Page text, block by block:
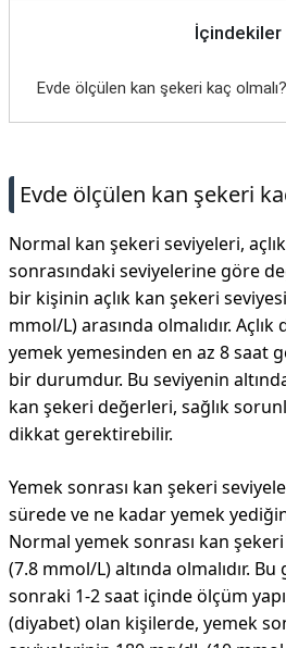
İçindekiler
Evde ölçülen kan şekeri kaç olmalı?
Evde ölçülen kan şekeri
Normal kan şekeri seviyeleri,
sonrasındaki seviyelerine göre
bir kişinin açlık kan şekeri
mmol/L) arasında olmalıdır.
yemek yemesinden en az 8 saat
bir durumdur. Bu seviyenin
kan şekeri değerleri, sağlık
dikkat gerektirebilir.
Yemek sonrası kan şekeri
sürede ve ne kadar yemek
Normal yemek sonrası kan
(7.8 mmol/L) altında olmalıdır.
sonraki 1-2 saat içinde ölçüm
(diyabet) olan kişilerde, yemek